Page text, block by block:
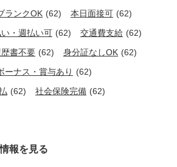
ランクOK (62) 本日面接可 (62)
い・週払い可 (62) 交通費支給 (62)
歴書不要 (62) 身分証なしOK (62)
ーナス・賞与あり (62)
(62) 社会保険完備 (62)
報を見る